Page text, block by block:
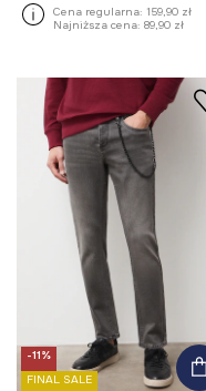
Cena regularna: 159,90 zł
Najniższa cena: 89,90 zł
-11%
FINAL SALE